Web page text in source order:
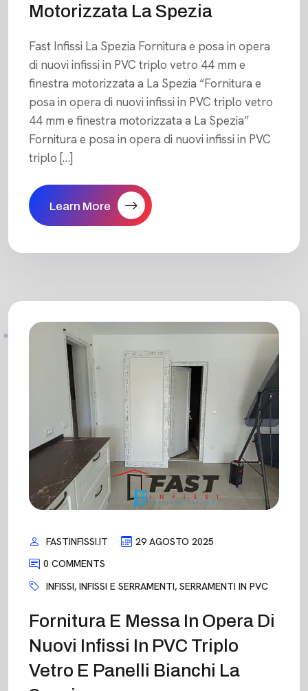
Motorizzata La Spezia
Fast Infissi La Spezia Fornitura e posa in opera
di nuovi infissi in PVC triplo vetro 44 mm e
finestra motorizzata a La Spezia “Fornitura e
posa in opera di nuovi infissi in PVC triplo vetro
44 mm e finestra motorizzata a La Spezia”
Fornitura e posa in opera di nuovi infissi in PVC
triplo […]
Learn More
FASTINFISSI.IT
29 AGOSTO 2025
0 COMMENTS
INFISSI, INFISSI E SERRAMENTI, SERRAMENTI IN PVC
Fornitura E Messa In Opera Di
Nuovi Infissi In PVC Triplo
Vetro E Panelli Bianchi La